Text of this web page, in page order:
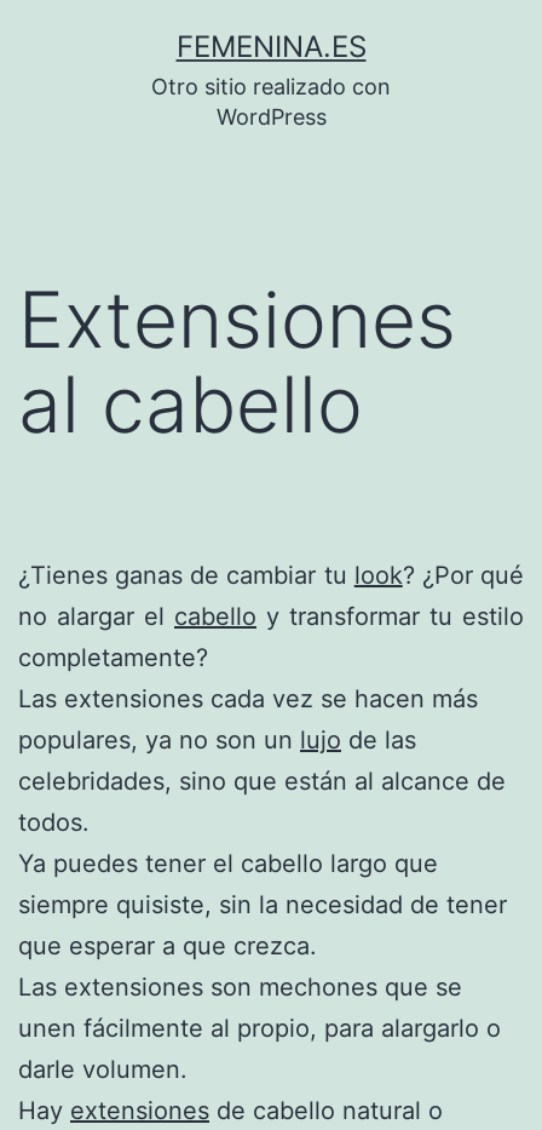
FEMENINA.ES
Otro sitio realizado con
WordPress
Extensiones
al cabello
¿Tienes ganas de cambiar tu look? ¿Por qué
no alargar el cabello y transformar tu estilo
completamente?
Las extensiones cada vez se hacen más
populares, ya no son un lujo de las
celebridades, sino que están al alcance de
todos.
Ya puedes tener el cabello largo que
siempre quisiste, sin la necesidad de tener
que esperar a que crezca.
Las extensiones son mechones que se
unen fácilmente al propio, para alargarlo o
darle volumen.
Hay extensiones de cabello natural o